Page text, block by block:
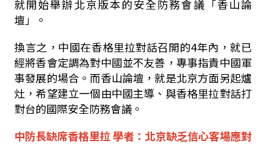
就開始舉辦北京版本的安全防務會議「香山論
壇」。
換言之，中國在香格里拉對話召開的4年內，就已
經將香會定調為對中國並不友善，專事指責中國軍
事發展的場合。而香山論壇，就是北京方面另起爐
灶，希望建立一個由中國主導、與香格里拉對話打
對台的國際安全防務會議。
中防長缺席香格里拉 學者：北京缺乏信心客場應對